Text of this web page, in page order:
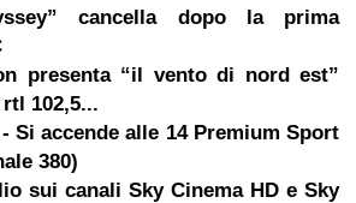
cancella dopo la prima
presenta “il vento di nord est”
102,5...
Si accende alle 14 Premium Sport
380)
sui canali Sky Cinema HD e Sky